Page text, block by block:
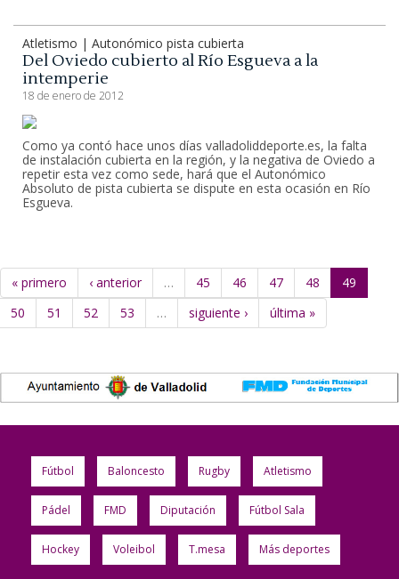
Atletismo | Autonómico pista cubierta
Del Oviedo cubierto al Río Esgueva a la
intemperie
18 de enero de 2012
Como ya contó hace unos días valladoliddeporte.es, la falta
de instalación cubierta en la región, y la negativa de Oviedo a
repetir esta vez como sede, hará que el Autonómico
Absoluto de pista cubierta se dispute en esta ocasión en Río
Esgueva.
« primero ‹ anterior … 45 46 47 48
49
50
51 52 53 … siguiente › última »
Fútbol Baloncesto Rugby Atletismo
Pádel FMD Diputación Fútbol Sala
Hockey Voleibol T.mesa Más deportes